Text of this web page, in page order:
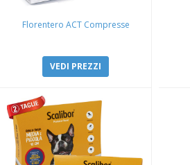
Florentero ACT Compresse
VEDI PREZZI